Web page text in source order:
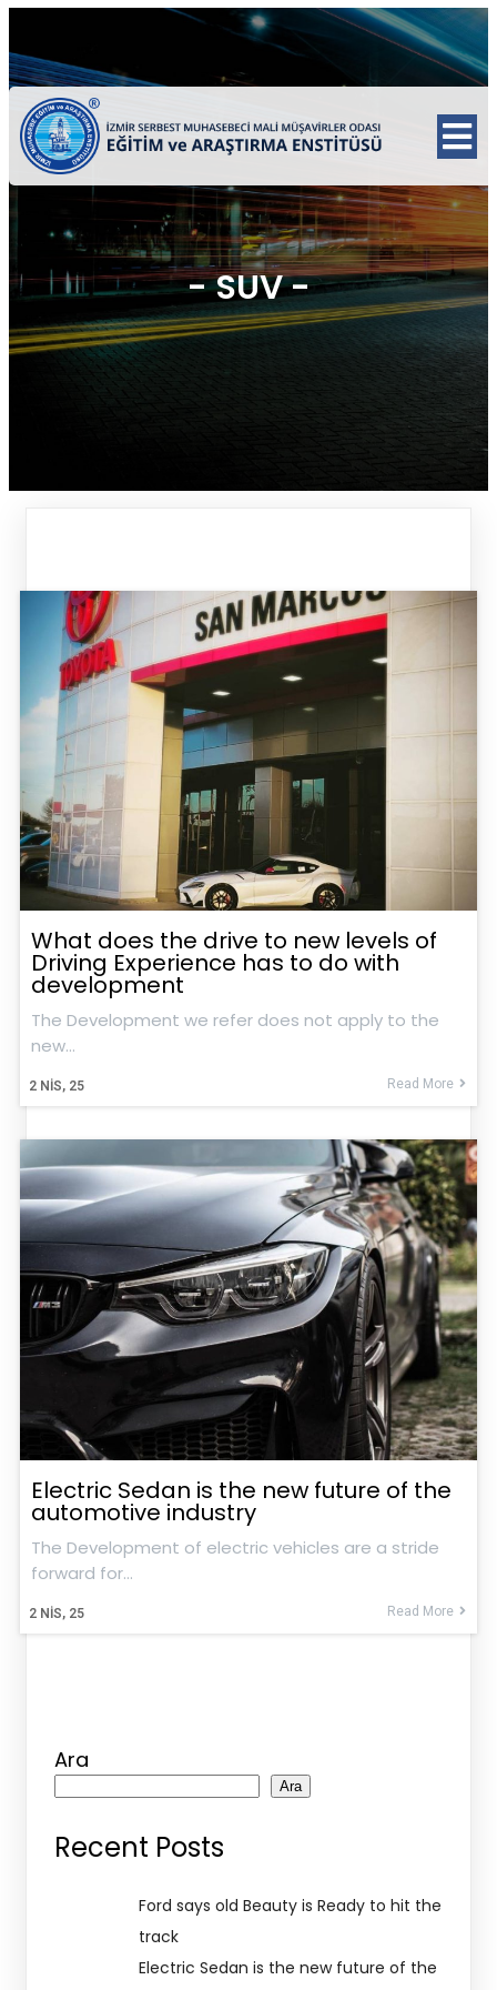
-SUV-
What does the drive to new levels of
Driving Experience has to do with
development
2 NIS, 25
The Development we refer does not apply to the
new…
Read More
Electric Sedan is the new future of the
automotive industry
2 NIS, 25
The Development of electric vehicles are a stride
forward for…
Read More
Ara
Ara
Recent Posts
Ford says old Beauty is Ready to hit the
track
Electric Sedan is the new future of the